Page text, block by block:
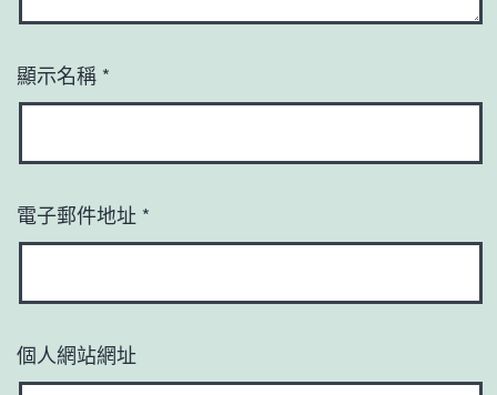
顯示名稱 *
電子郵件地址 *
個人網站網址